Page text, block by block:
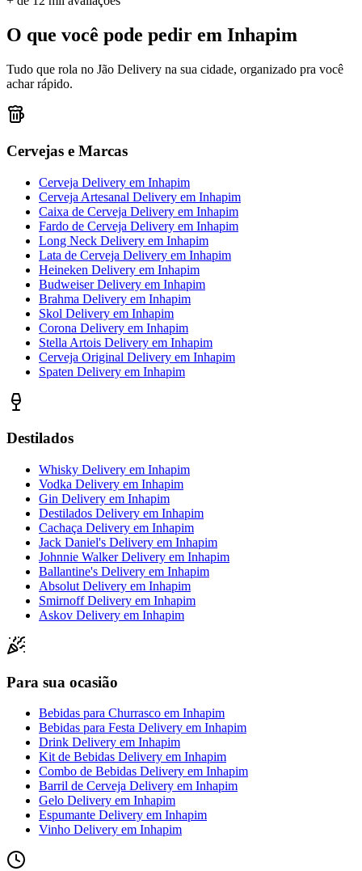
O que você pode pedir em Inhapim
Tudo que rola no Jão Delivery na sua cidade, organizado pra você
achar rápido.
Cervejas e Marcas
Cerveja Delivery em Inhapim
Cerveja Artesanal Delivery em Inhapim
Caixa de Cerveja Delivery em Inhapim
Fardo de Cerveja Delivery em Inhapim
Long Neck Delivery em Inhapim
Lata de Cerveja Delivery em Inhapim
Heineken Delivery em Inhapim
Budweiser Delivery em Inhapim
Brahma Delivery em Inhapim
Skol Delivery em Inhapim
Corona Delivery em Inhapim
Stella Artois Delivery em Inhapim
Cerveja Original Delivery em Inhapim
Spaten Delivery em Inhapim
Destilados
Whisky Delivery em Inhapim
Vodka Delivery em Inhapim
Gin Delivery em Inhapim
Destilados Delivery em Inhapim
Cachaça Delivery em Inhapim
Jack Daniel's Delivery em Inhapim
Johnnie Walker Delivery em Inhapim
Ballantine's Delivery em Inhapim
Absolut Delivery em Inhapim
Smirnoff Delivery em Inhapim
Askov Delivery em Inhapim
Para sua ocasião
Bebidas para Churrasco em Inhapim
Bebidas para Festa Delivery em Inhapim
Drink Delivery em Inhapim
Kit de Bebidas Delivery em Inhapim
Combo de Bebidas Delivery em Inhapim
Barril de Cerveja Delivery em Inhapim
Gelo Delivery em Inhapim
Espumante Delivery em Inhapim
Vinho Delivery em Inhapim